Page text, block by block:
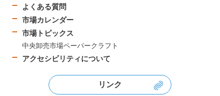
よくある質問
市場カレンダー
市場トピックス
中央卸売市場ペーパークラフト
アクセシビリティについて
リンク